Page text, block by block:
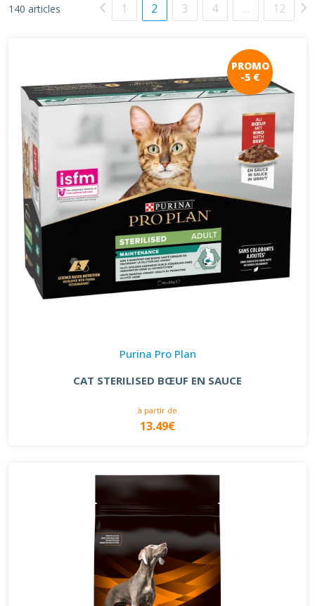
140 articles 1 2 3 4 … 12
PROMO
-5 €
Purina Pro Plan
CAT STERILISED BŒUF EN SAUCE
à partir de
13.49€